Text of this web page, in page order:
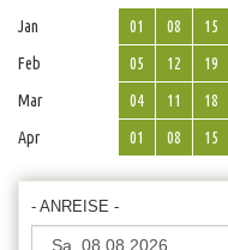
Jan
01 08 15
Feb
05 12 19
Mar
04 11 18
Apr
01 08 15
- ANREISE -